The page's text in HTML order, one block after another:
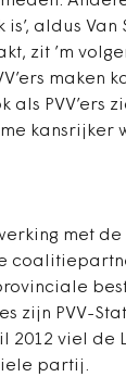
aldus Van
zit ’m
maken
PVV’ers
kansrijker
met de
zijn PVV-
2012 viel de
partij.